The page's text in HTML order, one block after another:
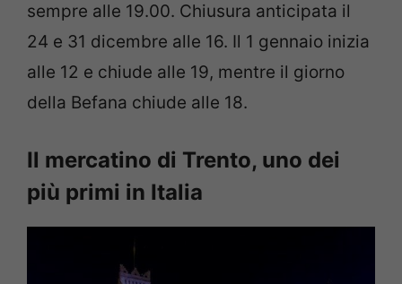
sempre alle 19.00. Chiusura anticipata il
24 e 31 dicembre alle 16. Il 1 gennaio inizia
alle 12 e chiude alle 19, mentre il giorno
della Befana chiude alle 18.
Il mercatino di Trento, uno dei
più primi in Italia